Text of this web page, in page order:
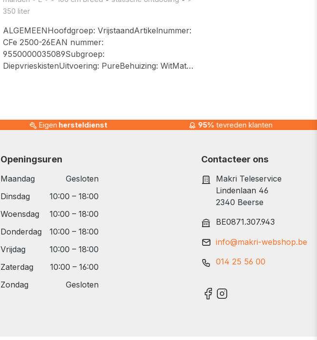
350 liter
ALGEMEENHoofdgroep: VrijstaandArtikelnummer:
CFe 2500-26EAN nummer:
9550000035089Subgroep:
DiepvrieskistenUitvoering: PureBehuizing: WitMat…
Eigenhersteldienst 95%tevreden klanten
Openingsuren
Maandag
Gesloten
Dinsdag
10:00 – 18:00
Woensdag
10:00 – 18:00
Donderdag
10:00 – 18:00
Vrijdag
10:00 – 18:00
Zaterdag
10:00 – 16:00
Zondag
Gesloten
Contacteer ons
Makri Teleservice
Lindenlaan 46
2340 Beerse
BE0871.307.943
info@makri-webshop.be
014 25 56 00